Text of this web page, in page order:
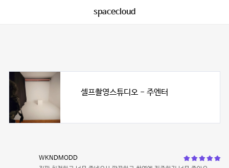
spacecloud
셀프촬영스튜디오 - 주엔터
WKNDMODD